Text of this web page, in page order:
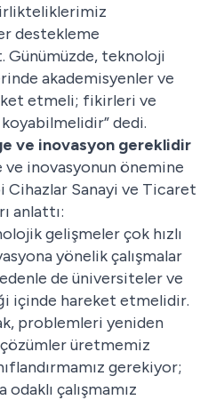
destekleme
Günümüzde, teknoloji
akademisyenler ve
etmeli; fikirleri ve
dedi.
ve inovasyon gereklidir
ve inovasyonun önemine
Cihazlar Sanayi ve Ticaret
anlattı:
gelişmeler çok hızlı
yönelik çalışmalar
de üniversiteler ve
içinde hareket etmelidir.
problemleri yeniden
üretmemiz
gerekiyor;
çalışmamız